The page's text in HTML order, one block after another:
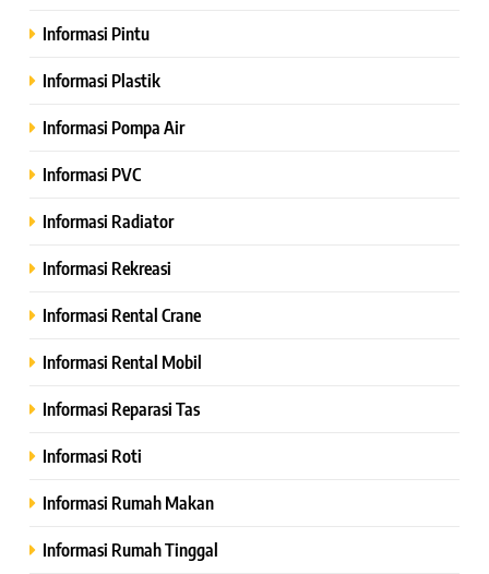
Informasi Pintu
Informasi Plastik
Informasi Pompa Air
Informasi PVC
Informasi Radiator
Informasi Rekreasi
Informasi Rental Crane
Informasi Rental Mobil
Informasi Reparasi Tas
Informasi Roti
Informasi Rumah Makan
Informasi Rumah Tinggal